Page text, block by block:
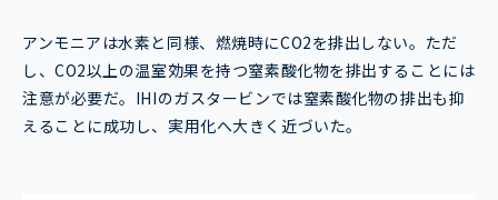
アンモニアは水素と同様、燃焼時にCO2を排出しない。ただ
し、CO2以上の温室効果を持つ窒素酸化物を排出することには
注意が必要だ。IHIのガスタービンでは窒素酸化物の排出も抑
えることに成功し、実用化へ大きく近づいた。